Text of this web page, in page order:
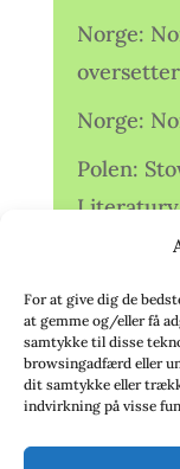
For at give dig de
at gemme og/eller få
samtykke til disse
browsingadfærd eller
dit samtykke eller
indvirkning på visse
Norge:
Norge:
Polen:
Literatury
Sverige:
Sverige: